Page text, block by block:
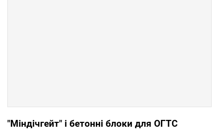
"Міндічгейт" і бетонні блоки для ОГТС